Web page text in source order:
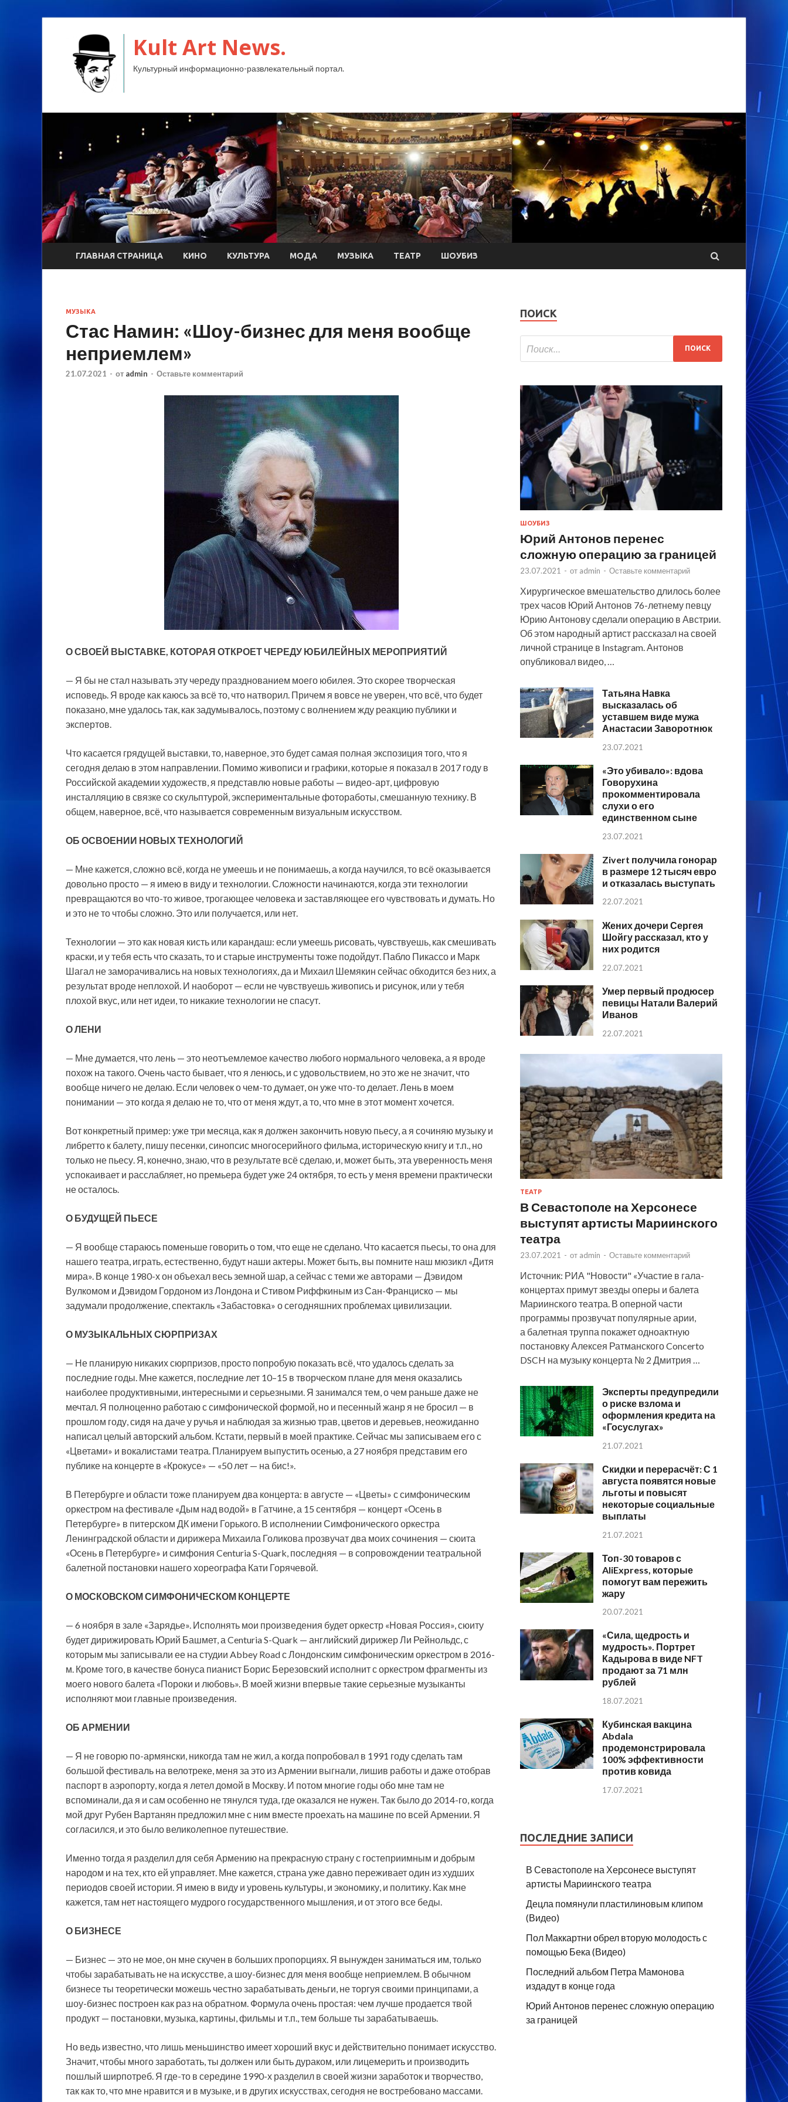
Kult Art News.
Культурный информационно-развлекательный портал.
ГЛАВНАЯ СТРАНИЦА КИНО КУЛЬТУРА МОДА МУЗЫКА ТЕАТР ШОУБИЗ
МУЗЫКА
Стас Намин: «Шоу-бизнес для меня вообще
неприемлем»
21.07.2021 - от admin - Оставьте комментарий
О СВОЕЙ ВЫСТАВКЕ, КОТОРАЯ ОТКРОЕТ ЧЕРЕДУ ЮБИЛЕЙНЫХ МЕРОПРИЯТИЙ
— Я бы не стал называть эту череду празднованием моего юбилея. Это скорее творческая
исповедь. Я вроде как каюсь за всё то, что натворил. Причем я вовсе не уверен, что всё, что будет
показано, мне удалосьтак, как задумывалось, поэтому с волнением жду реакцию публики и
экспертов.
Что касается грядущей выставки, то, наверное, это будет самая полная экспозиция того, что я
сегодня делаю в этом направлении. Помимо живописи и графики, которые я показал в 2017 году в
Российской академии художеств, я представлю новые работы — видео-арт, цифровую
инсталляцию в связке со скульптурой, экспериментальные фотоработы, смешанную технику. В
общем, наверное, всё, что называется современным визуальным искусством.
ОБ ОСВОЕНИИ НОВЫХ ТЕХНОЛОГИЙ
— Мне кажется, сложно всё, когда не умеешь и не понимаешь, а когда научился, то всё оказывается
довольно просто — я имею в виду и технологии. Сложности начинаются, когда эти технологии
превращаются во что-то живое, трогающее человека и заставляющее его чувствовать и думать. Но
и это не то чтобы сложно. Это или получается, или нет.
Технологии — это как новая кисть или карандаш: если умеешь рисовать, чувствуешь, как смешивать
краски, и у тебя есть что сказать, то и старые инструменты тоже подойдут. Пабло Пикассо и Марк
Шагал не заморачивались на новых технологиях, да и Михаил Шемякин сейчас обходится без них, а
результат вроде неплохой. И наоборот — если не чувствуешь живопись и рисунок, или у тебя
плохой вкус, или нет идеи, то никакие технологии не спасут.
О ЛЕНИ
— Мне думается, что лень — это неотъемлемое качество любого нормального человека, а я вроде
похож на такого. Очень часто бывает, что я ленюсь, и с удовольствием, но это же не значит, что
вообще ничего не делаю. Если человек о чем-то думает, он уже что-то делает. Лень в моем
понимании — это когда я делаю не то, что от меня ждут, а то, что мне в этот момент хочется.
Вот конкретный пример: уже три месяца, как я должен закончить новую пьесу, а я сочиняю музыку и
либретто к балету, пишу песенки, синопсис многосерийного фильма, историческую книгу и т.п., но
только не пьесу. Я, конечно, знаю, что в результате всё сделаю, и, может быть, эта уверенность меня
успокаивает и расслабляет, но премьера будет уже 24 октября, то есть у меня времени практически
не осталось.
О БУДУЩЕЙ ПЬЕСЕ
— Я вообще стараюсь поменьше говорить о том, что еще не сделано. Что касается пьесы, то она для
нашего театра, играть, естественно, будут наши актеры. Может быть, вы помните наш мюзикл «Дитя
мира». В конце 1980-х он объехал весь земной шар, а сейчас с теми же авторами — Дэвидом
Вулкомом и Дэвидом Гордоном из Лондона и Стивом Риффкиным из Сан-Франциско — мы
задумали продолжение, спектакль «Забастовка» о сегодняшних проблемах цивилизации.
О МУЗЫКАЛЬНЫХ СЮРПРИЗАХ
— Не планирую никаких сюрпризов, просто попробую показать всё, что удалось сделать за
последние годы. Мне кажется, последние лет 10–15 в творческом плане для меня оказались
наиболее продуктивными, интересными и серьезными. Я занимался тем, о чем раньше даже не
мечтал. Я полноценно работаю с симфонической формой, но и песенный жанр я не бросил — в
прошлом году, сидя на даче у ручья и наблюдая за жизнью трав, цветов и деревьев, неожиданно
написал целый авторский альбом. Кстати, первый в моей практике. Сейчас мы записываем его с
«Цветами» и вокалистами театра. Планируем выпустить осенью, а 27 ноября представим его
публике на концерте в «Крокусе» — «50 лет — на бис!».
В Петербурге и области тоже планируем два концерта: в августе — «Цветы» с симфоническим
оркестром на фестивале «Дым над водой» в Гатчине, а 15 сентября — концерт «Осень в
Петербурге» в питерском ДК имени Горького. В исполнении Симфонического оркестра
Ленинградской области и дирижера Михаила Голикова прозвучат два моих сочинения — сюита
«Осень в Петербурге» и симфония Centuria S-Quark, последняя — в сопровождении театральной
балетной постановки нашего хореографа Кати Горячевой.
О МОСКОВСКОМ СИМФОНИЧЕСКОМ КОНЦЕРТЕ
— 6 ноября в зале «Зарядье». Исполнять мои произведения будет оркестр «Новая Россия», сюиту
будет дирижировать Юрий Башмет, а Centuria S-Quark — английский дирижер Ли Рейнольдс, с
которым мы записывали ее на студии Abbey Road с Лондонским симфоническим оркестром в 2016-
м. Кроме того, в качестве бонуса пианист Борис Березовский исполнит с оркестром фрагменты из
моего нового балета «Пороки и любовь». В моей жизни впервые такие серьезные музыканты
исполняют мои главные произведения.
ОБ АРМЕНИИ
— Я не говорю по-армянски, никогда там не жил, а когда попробовал в 1991 году сделать там
большой фестиваль на велотреке, меня за это из Армении выгнали, лишив работы и даже отобрав
паспорт в аэропорту, когда я летел домой в Москву. И потом многие годы обо мне там не
вспоминали, да я и сам особенно не тянулся туда, где оказался не нужен. Так было до 2014-го, когда
мой друг Рубен Вартанян предложил мне с ним вместе проехать на машине по всей Армении. Я
согласился, и это было великолепное путешествие.
Именно тогда я разделил для себя Армению на прекрасную страну с гостеприимным и добрым
народом и на тех, кто ей управляет. Мне кажется, страна уже давно переживает один из худших
периодов своей истории. Я имею в виду и уровень культуры, и экономику, и политику. Как мне
кажется, там нет настоящего мудрого государственного мышления, и от этого все беды.
О БИЗНЕСЕ
— Бизнес — это не мое, он мне скучен в больших пропорциях. Я вынужден заниматься им, только
чтобы зарабатывать не на искусстве, а шоу-бизнес для меня вообще неприемлем. В обычном
бизнесе ты теоретически можешь честно зарабатывать деньги, не торгуя своими принципами, а
шоу-бизнес построен как раз на обратном. Формула очень простая: чем лучше продается твой
продукт — постановки, музыка, картины, фильмы и т.п., тем больше ты зарабатываешь.
Но ведь известно, что лишь меньшинство имеет хороший вкус и действительно понимает искусство.
Значит, чтобы много заработать, ты должен или быть дураком, или лицемерить и производить
пошлый ширпотреб. Я где-то в середине 1990-х разделил в своей жизни заработок и творчество,
так как то, что мне нравится и в музыке, и в других искусствах, сегодня не востребовано массами.
ПОИСК
ШОУБИЗ
Юрий Антонов перенес
сложную операцию за границей
23.07.2021 - от admin - Оставьте комментарий
Хирургическое вмешательство длилось более
трех часов Юрий Антонов 76-летнему певцу
Юрию Антонову сделали операцию в Австрии.
Об этом народный артист рассказал на своей
личной странице в Instagram. Антонов
опубликовал видео, …
Татьяна Навка
высказалась об
уставшем виде мужа
Анастасии Заворотнюк
23.07.2021
«Это убивало»: вдова
Говорухина
прокомментировала
слухи о его
единственном сыне
23.07.2021
Zivert получила гонорар
в размере 12 тысяч евро
и отказалась выступать
22.07.2021
Жених дочери Сергея
Шойгу рассказал, кто у
них родится
22.07.2021
Умер первый продюсер
певицы Натали Валерий
Иванов
22.07.2021
ТЕАТР
В Севастополе на Херсонесе
выступят артисты Мариинского
театра
23.07.2021 - от admin - Оставьте комментарий
Источник: РИА "Новости" «Участие в гала-
концертах примут звезды оперы и балета
Мариинского театра. В оперной части
программы прозвучат популярные арии,
а балетная труппа покажет одноактную
постановку Алексея Ратманского Concerto
DSCH на музыку концерта № 2 Дмитрия …
Эксперты предупредили
о риске взлома и
оформления кредита на
«Госуслугах»
21.07.2021
Скидки и перерасчёт: С 1
августа появятся новые
льготы и повысят
некоторые социальные
выплаты
21.07.2021
Топ-30 товаров с
AliExpress, которые
помогут вам пережить
жару
20.07.2021
«Сила, щедрость и
мудрость». Портрет
Кадырова в виде NFT
продают за 71 млн
рублей
18.07.2021
Кубинская вакцина
Abdala
продемонстрировала
100% эффективности
против ковида
17.07.2021
ПОСЛЕДНИЕ ЗАПИСИ
В Севастополе на Херсонесе выступят
артисты Мариинского театра
Децла помянули пластилиновым клипом
(Видео)
Пол Маккартни обрел вторую молодость с
помощью Бека (Видео)
Последний альбом Петра Мамонова
издадут в конце года
Юрий Антонов перенес сложную операцию
за границей